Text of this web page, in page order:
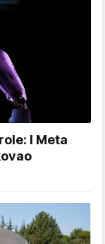
I Meta